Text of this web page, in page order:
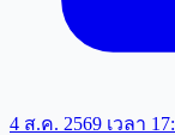
4 ส.ค. 2569 เวลา